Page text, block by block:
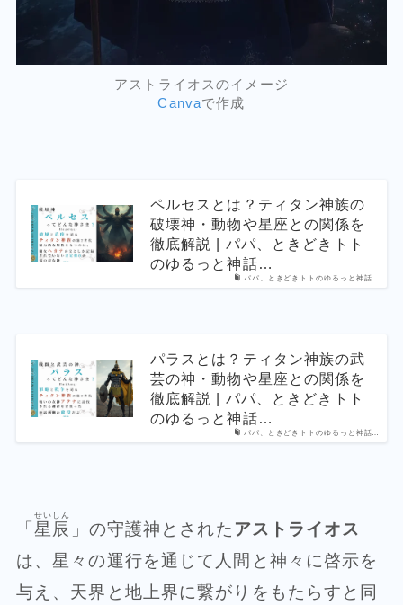
アストライオスのイメージ
Canvaで作成
パパ、ときどきトトのゆるっと神話…
ペルセスとは？ティタン神族の
破壊神・動物や星座との関係を
徹底解説 | パパ、ときどきトト
のゆるっと神話…
パパ、ときどきトトのゆるっと神話…
パラスとは？ティタン神族の武
芸の神・動物や星座との関係を
徹底解説 | パパ、ときどきトト
のゆるっと神話…
「星辰
せいしん
」の守護神とされた アストライオス
は、星々の運行を通じて人間と神々に啓示を
与え、天界と地上界に繋がりをもたらすと同